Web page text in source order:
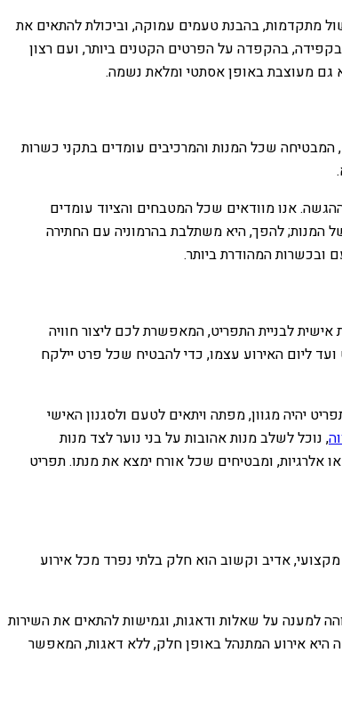
מתקדמות, בהבנת טעמים עמוקה, וביכולת להתאים את
בהקפדה על הפרטים הקטנים ביותר, ועם רצון
גם מעוצבת באופן אסתטי ומלאת נשמה.
שכל המנות והמרכיבים עומדים בתקני כשרות
אנו מוודאים שכל המטבחים והציוד עומדים
המנות; להפך, היא משתלבת בהרמוניה עם החתירה
ובכשרות המהודרת ביותר.
אישית לבניית התפריט, המאפשרת לכם ליצור חוויה
ליום האירוע עצמו, כדי להבטיח שכל פרט יילקח
יהיה מגוון, מפתה ויתאים לטעם ולסגנון האישי
, נוכל לשלב מנות אהובות על בני נוער לצד מנות
אלרגיות, ומבטיחים שכל אורח ימצא את מנתו. תפריט
אדיב וקשוב הוא חלק בלתי נפרד מכל אירוע
למענה על שאלות ודאגות, וגמישות להתאים את השירות
היא אירוע המתנהל באופן חלק, ללא דאגות, המאפשר